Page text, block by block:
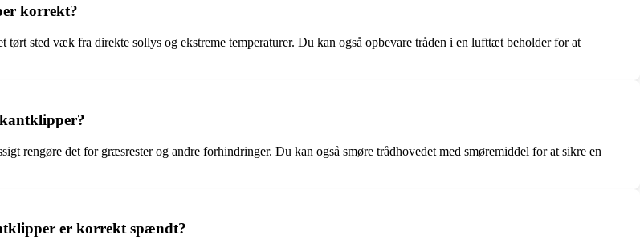
korrekt?
sted væk fra direkte sollys og ekstreme temperaturer. Du kan også opbevare tråden i en lufttæt beholder for at
rengøre det for græsrester og andre forhindringer. Du kan også smøre trådhovedet med smøremiddel for at sikre en
er korrekt spændt?